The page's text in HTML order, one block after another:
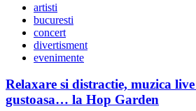
artisti
bucuresti
concert
divertisment
evenimente
Relaxare si distractie, muzica
gustoasa… la Hop Garden